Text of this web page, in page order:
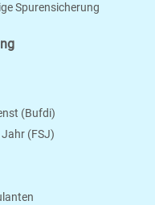
Spurensicherung
(Bufdi)
(FSJ)